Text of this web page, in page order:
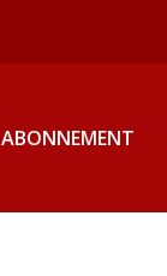
ABONNEMENT